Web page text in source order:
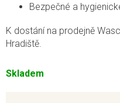
Skladem
Bezpečné a
K dostání na prodejně
Hradiště.